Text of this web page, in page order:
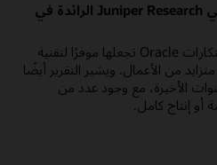
تتصدر Oracle قائمة منافسي Juniper Research الرائدة في
تبين Juniper Research أن ابتكارات Oracle تجعلها موفرًا لتقنية
من الأعمال. ويشير التقرير أيضًا
الأخيرة، مع وجود عدد من
أو إنتاج كامل.